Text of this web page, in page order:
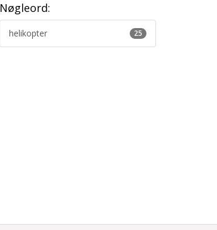
Nøgleord:
25
helikopter